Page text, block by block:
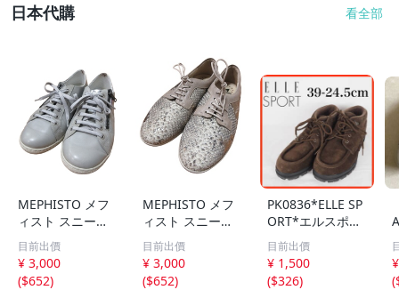
日本代購 看全部
MEPHISTO メフ
ィスト スニーカ
ー ローカット レ
ースアップ サイ
ズ EUR 3 グレー
QQQ レディース
目前出價
¥ 3,000
($652)
MEPHISTO メフ
ィスト スニーカ
ー レースアップ
パイソン柄 サイ
ズ EUR 3 ゴール
ド カラー ベージ
目前出價
¥ 3,000
($652)
PK0836*ELLE SP
ORT*エルスポー
ツ*レディースシ
ューズ*39-24.5c
m*茶
目前出價
¥ 1,500
($326)
(